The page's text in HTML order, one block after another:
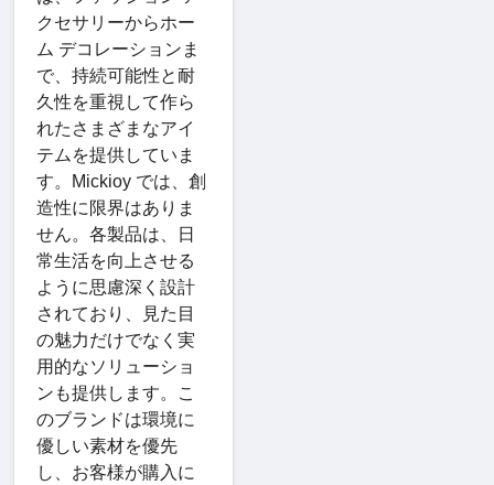
クセサリーからホー
ム デコレーションま
で、持続可能性と耐
久性を重視して作ら
れたさまざまなアイ
テムを提供していま
す。Mickioy では、創
造性に限界はありま
せん。各製品は、日
常生活を向上させる
ように思慮深く設計
されており、見た目
の魅力だけでなく実
用的なソリューショ
ンも提供します。こ
のブランドは環境に
優しい素材を優先
し、お客様が購入に